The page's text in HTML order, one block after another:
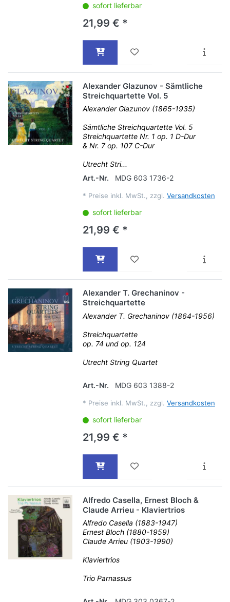
sofort lieferbar
21,99 € *
Alexander Glazunov - Sämtliche
Streichquartette Vol. 5
Alexander Glazunov (1865-1935)
Sämtliche Streichquartette Vol. 5
Streichquartette Nr. 1 op. 1 D-Dur
& Nr. 7 op. 107 C-Dur
Utrecht Stri...
Art.-Nr.
MDG 603 1736-2
* Preise inkl. MwSt., zzgl. Versandkosten
sofort lieferbar
21,99 € *
Alexander T. Grechaninov -
Streichquartette
Alexander T. Grechaninov (1864-1956)
Streichquartette
op. 74 und op. 124
Utrecht String Quartet
Art.-Nr. MDG 603 1388-2
* Preise inkl. MwSt., zzgl. Versandkosten
sofort lieferbar
21,99 € *
Alfredo Casella, Ernest Bloch &
Claude Arrieu - Klaviertrios
Alfredo Casella (1883-1947)
Ernest Bloch (1880-1959)
Claude Arrieu (1903-1990)
Klaviertrios
Trio Parnassus